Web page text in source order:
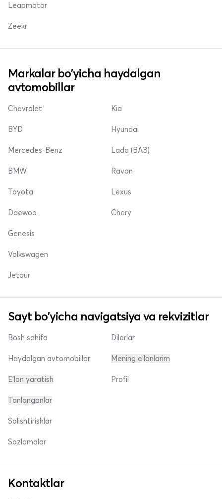
Leapmotor
Zeekr
Markalar bo'yicha haydalgan
avtomobillar
Chevrolet
BYD
Mercedes-Benz
Kia
Hyundai
Lada (ВАЗ)
BMW
Toyota
Daewoo
Ravon
Lexus
Chery
Genesis
Volkswagen
Jetour
Sayt bo'yicha navigatsiya va rekvizitlar
Bosh sahifa
Haydalgan avtomobillar
E'lon yaratish
Dilerlar
Mening e'lonlarim
Profil
Tanlanganlar
Solishtirishlar
Sozlamalar
Kontaktlar